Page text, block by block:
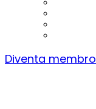
Diventa membro